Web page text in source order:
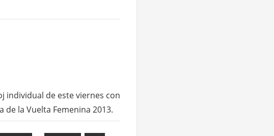
individual de este viernes con
la Vuelta Femenina 2013.